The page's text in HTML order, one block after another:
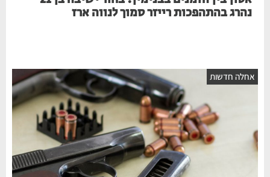
נהרג בהתהפכות רייזר סמוך לנווה ארז
אחלה חדשות